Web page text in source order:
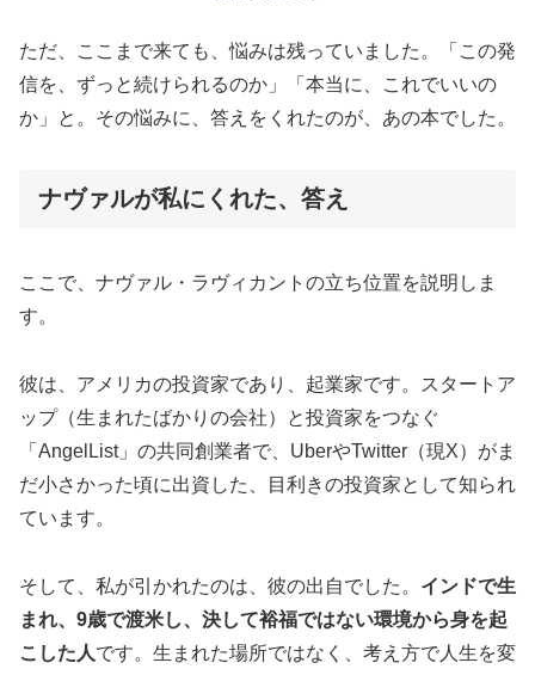
ただ、ここまで来ても、悩みは残っていました。「この発
信を、ずっと続けられるのか」「本当に、これでいいの
か」と。その悩みに、答えをくれたのが、あの本でした。
ナヴァルが私にくれた、答え
ここで、ナヴァル・ラヴィカントの立ち位置を説明しま
す。
彼は、アメリカの投資家であり、起業家です。スタートア
ップ（生まれたばかりの会社）と投資家をつなぐ
「AngelList」の共同創業者で、UberやTwitter（現X）がま
だ小さかった頃に出資した、目利きの投資家として知られ
ています。
そして、私が引かれたのは、彼の出自でした。 インドで生
まれ、9歳で渡米し、決して裕福ではない環境から身を起
こした人です。生まれた場所ではなく、考え方で人生を変